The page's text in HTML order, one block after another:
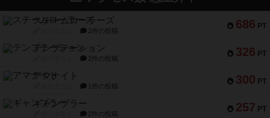
686 PT
スチームローラーズ
2件の投稿
326 PT
テンプテーション
2件の投稿
300 PT
アマナイト
1件の投稿
257 PT
ギャンブラー
2件の投稿